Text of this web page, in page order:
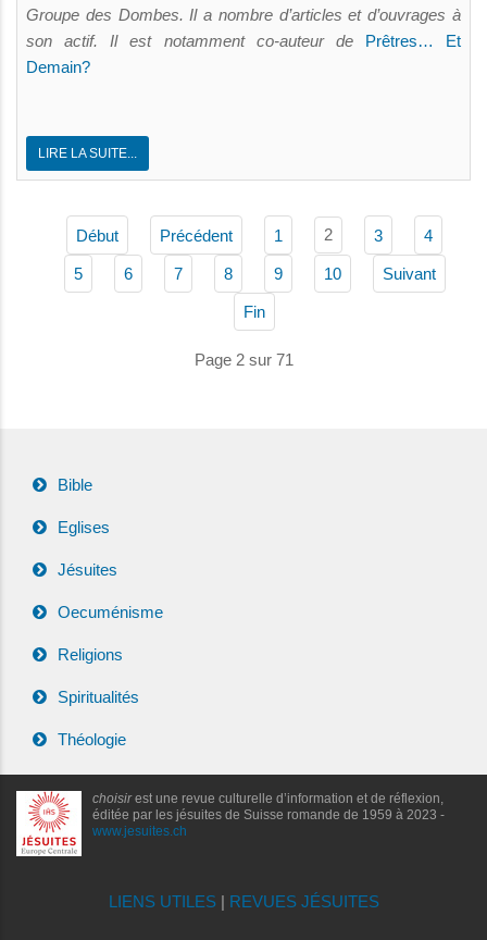
Groupe des Dombes. Il a nombre d’articles et d’ouvrages à
son actif. Il est notamment co-auteur de
Prêtres… Et
Demain?
LIRE LA SUITE...
Début Précédent 1 2 3 4
5 6 7 8 9 10 Suivant
Fin
Page 2 sur 71
Bible
Eglises
Jésuites
Oecuménisme
Religions
Spiritualités
Théologie
choisirest une revue culturelle d’information et de réflexion,
éditée par les jésuites de Suisse romande de 1959 à 2023 -
www.jesuites.ch
LIENS UTILES| REVUES JÉSUITES